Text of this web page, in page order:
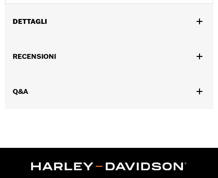
DETTAGLI
Istruzioni di installazione
Contenuto della confezione:
Medaglione fasatura, bulloneria di
RECENSIONI
Q&A